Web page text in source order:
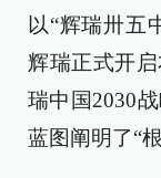
以“辉瑞卅五
辉瑞正式开
瑞中国2030
蓝图阐明了“